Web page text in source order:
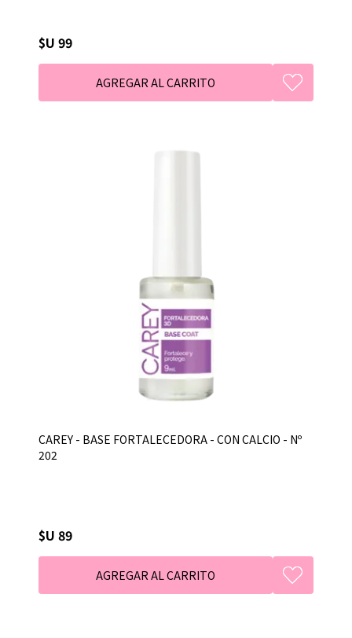
$U 99
CAREY - BASE FORTALECEDORA - CON CALCIO - Nº
202
$U 89